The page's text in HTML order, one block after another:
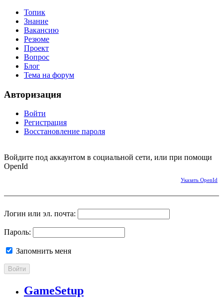
Топик
Знание
Вакансию
Резюме
Проект
Вопрос
Блог
Тема на форум
Авторизация
Войти
Регистрация
Восстановление пароля
Войдите под аккаунтом в социальной сети, или при помощи
OpenId
Указать OpenId
Логин или эл. почта:
Пароль:
Запомнить меня
Войти
GameSetup